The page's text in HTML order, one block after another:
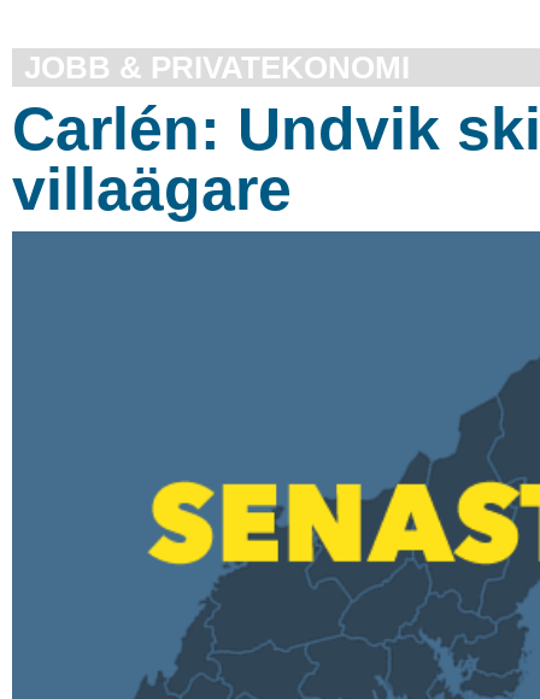
JOBB & PRIVATEKONOMI
Carlén: Undvik
villaägare